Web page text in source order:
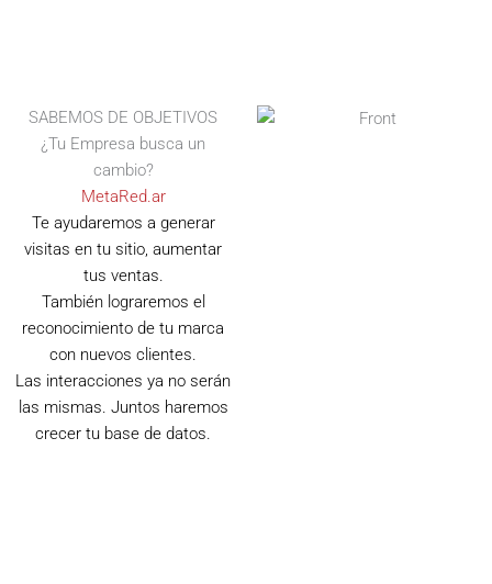
SABEMOS DE OBJETIVOS
¿Tu Empresa busca un
cambio?
MetaRed.ar
Te ayudaremos a generar
visitas en tu sitio, aumentar
tus ventas.
También lograremos el
reconocimiento de tu marca
con nuevos clientes.
Las interacciones ya no serán
las mismas. Juntos haremos
crecer tu base de datos.